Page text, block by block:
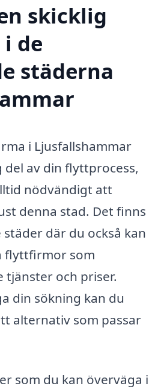
skicklig
de
städerna
i Ljusfallshammar
del av din flyttprocess,
nödvändigt att
denna stad. Det finns
där du också kan
flyttfirmor som
tjänster och priser.
din sökning kan du
alternativ som passar
som du kan överväga i